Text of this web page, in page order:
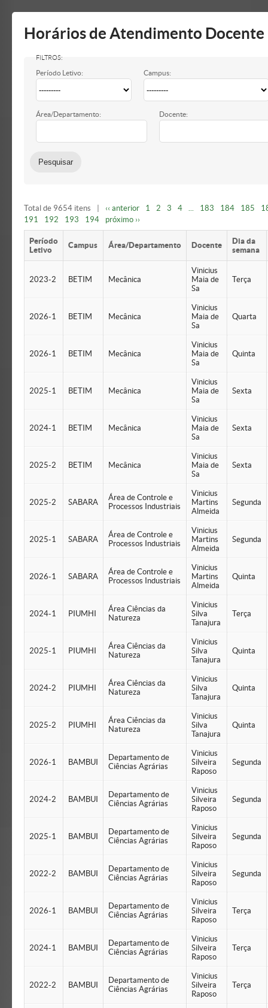
barra
Horários de Atendimento Docente
Período Letivo: Campus:
Área/Departamento: Docente:
Total de 9654 itens ‹‹ anterior 1 2 3 4 ... 183 184 185
191
192 193 194 próximo ››
Período
Letivo
Campus Área/Departamento Docente
Dia da
semana
2023-2 BETIM Mecânica
Vinicius
Maia de
Sa
Terça
2026-1 BETIM Mecânica
Vinicius
Maia de
Sa
Quarta
2026-1 BETIM Mecânica
Vinicius
Maia de
Sa
Quinta
2025-1 BETIM Mecânica
Vinicius
Maia de
Sa
Sexta
2024-1 BETIM Mecânica
Vinicius
Maia de
Sa
Sexta
2025-2 BETIM Mecânica
Vinicius
Maia de
Sa
Sexta
2025-2 SABARA
Área de Controle e
Processos Industriais
Vinicius
Martins
Almeida
Segunda
2025-1 SABARA
Área de Controle e
Processos Industriais
Vinicius
Martins
Almeida
Segunda
2026-1 SABARA
Área de Controle e
Processos Industriais
Vinicius
Martins
Almeida
Quinta
2024-1 PIUMHI
Área Ciências da
Natureza
Vinicius
Silva
Tanajura
Terça
2025-1 PIUMHI
Área Ciências da
Natureza
Vinicius
Silva
Tanajura
Quinta
2024-2 PIUMHI
Área Ciências da
Natureza
Vinicius
Silva
Tanajura
Quinta
2025-2 PIUMHI
Área Ciências da
Natureza
Vinicius
Silva
Tanajura
Quinta
2026-1 BAMBUI
Departamento de
Ciências Agrárias
Vinicius
Silveira
Raposo
Segunda
2024-2 BAMBUI
Departamento de
Ciências Agrárias
Vinicius
Silveira
Raposo
Segunda
2025-1 BAMBUI
Departamento de
Ciências Agrárias
Vinicius
Silveira
Raposo
Segunda
2022-2 BAMBUI
Departamento de
Ciências Agrárias
Vinicius
Silveira
Raposo
Segunda
2026-1 BAMBUI
Departamento de
Ciências Agrárias
Vinicius
Silveira
Raposo
Terça
2024-1 BAMBUI
Departamento de
Ciências Agrárias
Vinicius
Silveira
Raposo
Terça
2022-2 BAMBUI
Departamento de
Ciências Agrárias
Vinicius
Silveira
Raposo
Terça